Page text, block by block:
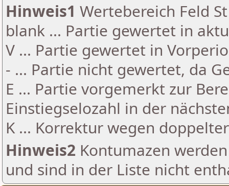
Hinweis1 Wertebereich Feld
blank ... Partie gewertet in
V ... Partie gewertet in
- ... Partie nicht gewertet, da
E ... Partie vorgemerkt zur
Einstiegselozahl in der
K ... Korrektur wegen
Hinweis2 Kontumazen
und sind in der Liste nicht